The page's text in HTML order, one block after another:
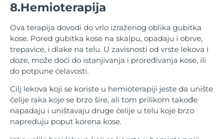
8.Hemioterapija
Ova terapija dovodi do vrlo izraženog oblika gubitka
kose. Pored gubitka kose na skalpu, opadaju i obrve,
trepavice, i dlake na telu. U zavisnosti od vrste lekova i
doze, može doći do istanjivanja i proređivanja kose, ili
do potpune ćelavosti.
Cilj lekova koji se koriste u hemioterapiji jeste da unište
ćelije raka koje se brzo šire, ali tom prilikom takođe
napadaju i uništavaju druge ćelije u telu koje brzo
napreduju poput korena kose.